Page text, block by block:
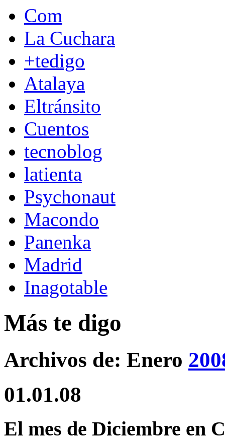
Com
La Cuchara
+tedigo
Atalaya
Eltránsito
Cuentos
tecnoblog
latienta
Psychonaut
Macondo
Panenka
Madrid
Inagotable
Más te digo
Archivos de: Enero
01.01.08
El mes de Diciembre en